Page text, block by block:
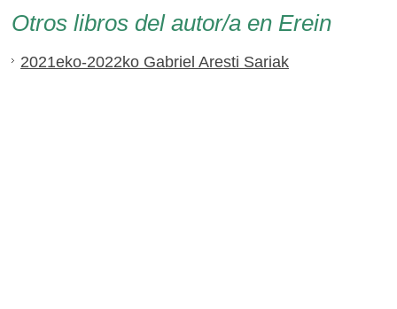
Otros libros del autor/a en Erein
2021eko-2022ko Gabriel Aresti Sariak